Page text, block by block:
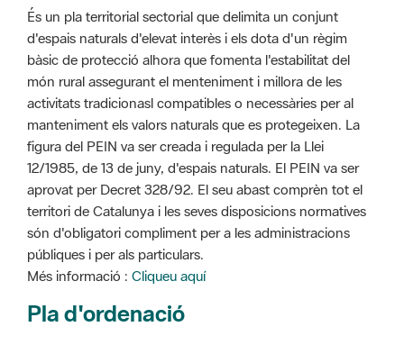
món rural assegurant el menteniment i millora de les
activitats tradicionasl compatibles o necessàries per al
manteniment els valors naturals que es protegeixen. La
figura del PEIN va ser creada i regulada per la Llei
12/1985, de 13 de juny, d'espais naturals. El PEIN va ser
aprovat per Decret 328/92. El seu abast comprèn tot el
territori de Catalunya i les seves disposicions normatives
són d'obligatori compliment per a les administracions
públiques i per als particulars.
Més informació :Cliqueu aquí
Pla d'ordenació
Instrument de planificació urbanístic